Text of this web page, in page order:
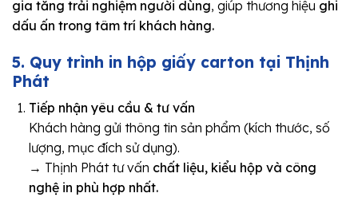
gia tăng trải nghiệm người dùng, giúp thương hiệu ghi
dấu ấn trong tâm trí khách hàng.
5. Quy trình in hộp giấy carton tại Thịnh
Phát
Tiếp nhận yêu cầu & tư vấn
Khách hàng gửi thông tin sản phẩm (kích thước, số
lượng, mục đích sử dụng).
→ Thịnh Phát tư vấn chất liệu, kiểu hộp và công
nghệ in phù hợp nhất.